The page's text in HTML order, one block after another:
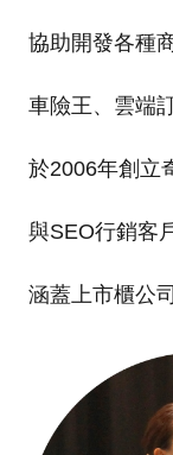
協助開發各種
車險王、雲端
於2006年創立
與SEO行銷客
涵蓋上市櫃公